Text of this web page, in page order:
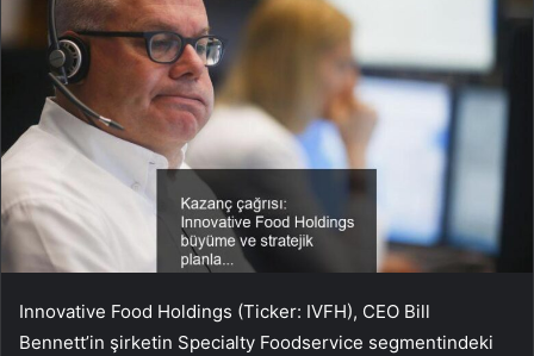
Innovative Food Holdings (Ticker: IVFH), CEO Bill
Bennett’in şirketin Specialty Foodservice segmentindeki